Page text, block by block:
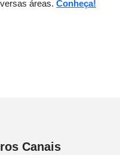
áreas. Conheça!
Canais